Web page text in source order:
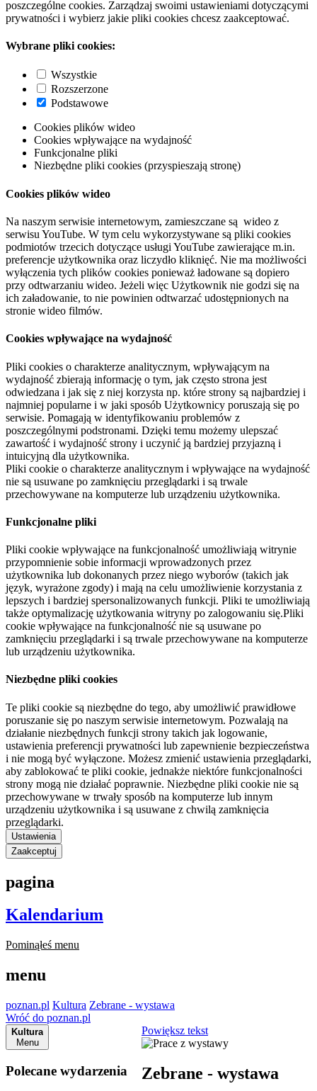
poszczególne cookies. Zarządzaj swoimi ustawieniami dotyczącymi
prywatności i wybierz jakie pliki cookies chcesz zaakceptować.
Wybrane pliki cookies:
Wszystkie
Rozszerzone
Podstawowe
Cookies plików wideo
Cookies wpływające na wydajność
Funkcjonalne pliki
Niezbędne pliki cookies (przyspieszają stronę)
Cookies plików wideo
Na naszym serwisie internetowym, zamieszczane są wideo z
serwisu YouTube. W tym celu wykorzystywane są pliki cookies
podmiotów trzecich dotyczące usługi YouTube zawierające m.in.
preferencje użytkownika oraz liczydło kliknięć. Nie ma możliwości
wyłączenia tych plików cookies ponieważ ładowane są dopiero
przy odtwarzaniu wideo. Jeżeli więc Użytkownik nie godzi się na
ich załadowanie, to nie powinien odtwarzać udostępnionych na
stronie wideo filmów.
Cookies wpływające na wydajność
Pliki cookies o charakterze analitycznym, wpływającym na
wydajność zbierają informację o tym, jak często strona jest
odwiedzana i jak się z niej korzysta np. które strony są najbardziej i
najmniej popularne i w jaki sposób Użytkownicy poruszają się po
serwisie. Pomagają w identyfikowaniu problemów z
poszczególnymi podstronami. Dzięki temu możemy ulepszać
zawartość i wydajność strony i uczynić ją bardziej przyjazną i
intuicyjną dla użytkownika.
Pliki cookie o charakterze analitycznym i wpływające na wydajność
nie są usuwane po zamknięciu przeglądarki i są trwale
przechowywane na komputerze lub urządzeniu użytkownika.
Funkcjonalne pliki
Pliki cookie wpływające na funkcjonalność umożliwiają witrynie
przypomnienie sobie informacji wprowadzonych przez
użytkownika lub dokonanych przez niego wyborów (takich jak
język, wyrażone zgody) i mają na celu umożliwienie korzystania z
lepszych i bardziej spersonalizowanych funkcji. Pliki te umożliwiają
także optymalizację użytkowania witryny po zalogowaniu się.Pliki
cookie wpływające na funkcjonalność nie są usuwane po
zamknięciu przeglądarki i są trwale przechowywane na komputerze
lub urządzeniu użytkownika.
Niezbędne pliki cookies
Te pliki cookie są niezbędne do tego, aby umożliwić prawidłowe
poruszanie się po naszym serwisie internetowym. Pozwalają na
działanie niezbędnych funkcji strony takich jak logowanie,
ustawienia preferencji prywatności lub zapewnienie bezpieczeństwa
i nie mogą być wyłączone. Możesz zmienić ustawienia przeglądarki,
aby zablokować te pliki cookie, jednakże niektóre funkcjonalności
strony mogą nie działać poprawnie. Niezbędne pliki cookie nie są
przechowywane w trwały sposób na komputerze lub innym
urządzeniu użytkownika i są usuwane z chwilą zamknięcia
przeglądarki.
Ustawienia
Zaakceptuj
pagina
Kalendarium
Pominąłeś menu
menu
poznan.pl Kultura Zebrane - wystawa
Wróć do poznan.pl
Kultura
Menu
Polecane wydarzenia
Powiększ tekst
Zebrane - wystawa